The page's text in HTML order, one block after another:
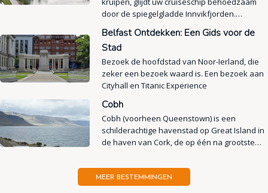
door de spiegelgladde Innvikfjorden.…
Belfast Ontdekken: Een Gids voor de
Stad
Bezoek de hoofdstad van Noor-Ierland, die
zeker een bezoek waard is. Een bezoek aan
Cityhall en Titanic Experience
Cobh
Cobh (voorheen Queenstown) is een
schilderachtige havenstad op Great Island in
de haven van Cork, de op één na grootste…
MEER BESTEMMINGEN